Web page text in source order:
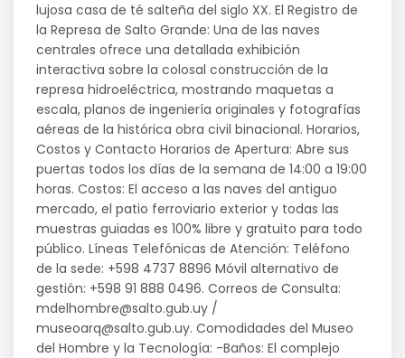
lujosa casa de té salteña del siglo XX. El Registro de
la Represa de Salto Grande: Una de las naves
centrales ofrece una detallada exhibición
interactiva sobre la colosal construcción de la
represa hidroeléctrica, mostrando maquetas a
escala, planos de ingeniería originales y fotografías
aéreas de la histórica obra civil binacional. Horarios,
Costos y Contacto Horarios de Apertura: Abre sus
puertas todos los días de la semana de 14:00 a 19:00
horas. Costos: El acceso a las naves del antiguo
mercado, el patio ferroviario exterior y todas las
muestras guiadas es 100% libre y gratuito para todo
público. Líneas Telefónicas de Atención: Teléfono
de la sede: +598 4737 8896 Móvil alternativo de
gestión: +598 91 888 0496. Correos de Consulta:
mdelhombre@salto.gub.uy /
museoarq@salto.gub.uy. Comodidades del Museo
del Hombre y la Tecnología: -Baños: El complejo